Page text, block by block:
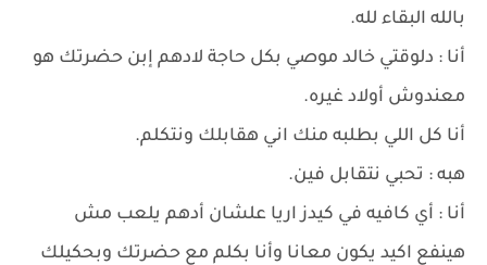
بالله البقاء لله.
أنا : دلوقتي خالد موصي بكل حاجة لادهم إبن حضرتك هو
معندوش أولاد غيره.
أنا كل اللي بطلبه منك اني هقابلك ونتكلم.
هبه : تحبي نتقابل فين.
أنا : أي كافيه في كيدز اريا علشان أدهم يلعب مش
هينفع اكيد يكون معانا وأنا بكلم مع حضرتك وبحكيلك